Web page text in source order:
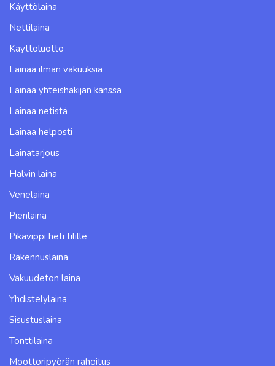
Käyttölaina
Nettilaina
Käyttöluotto
Lainaa ilman vakuuksia
Lainaa yhteishakijan kanssa
Lainaa netistä
Lainaa helposti
Lainatarjous
Halvin laina
Venelaina
Pienlaina
Pikavippi heti tilille
Rakennuslaina
Vakuudeton laina
Yhdistelylaina
Sisustuslaina
Tonttilaina
Moottoripyörän rahoitus